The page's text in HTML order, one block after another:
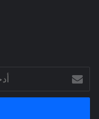
بريدك
الإلكتروني